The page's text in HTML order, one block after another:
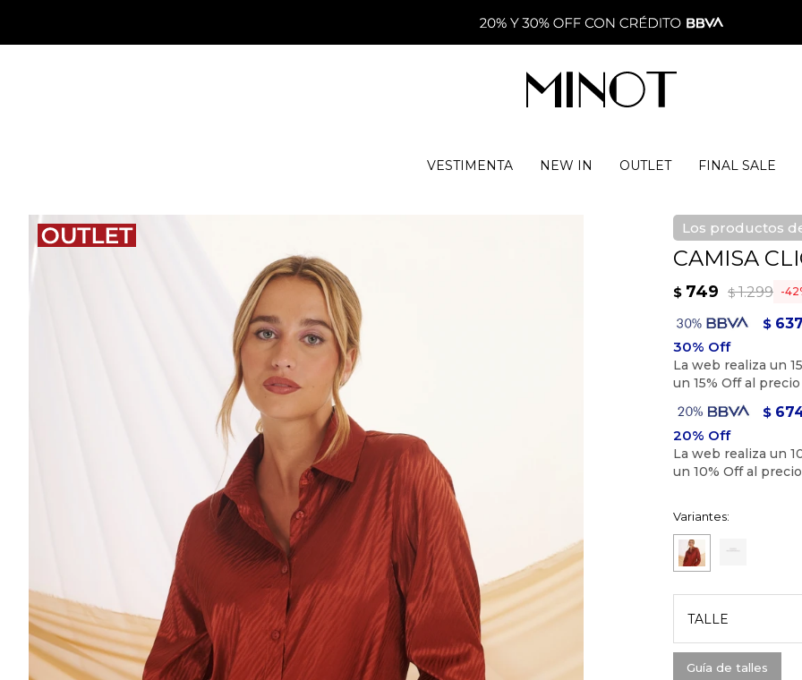
VESTIMENTA NEW IN OUTLET FINAL SALE
Los productos
CAMISA
$ 749 $1.299 42
$ 637
$
Variantes:
TALLE
Guía de talles